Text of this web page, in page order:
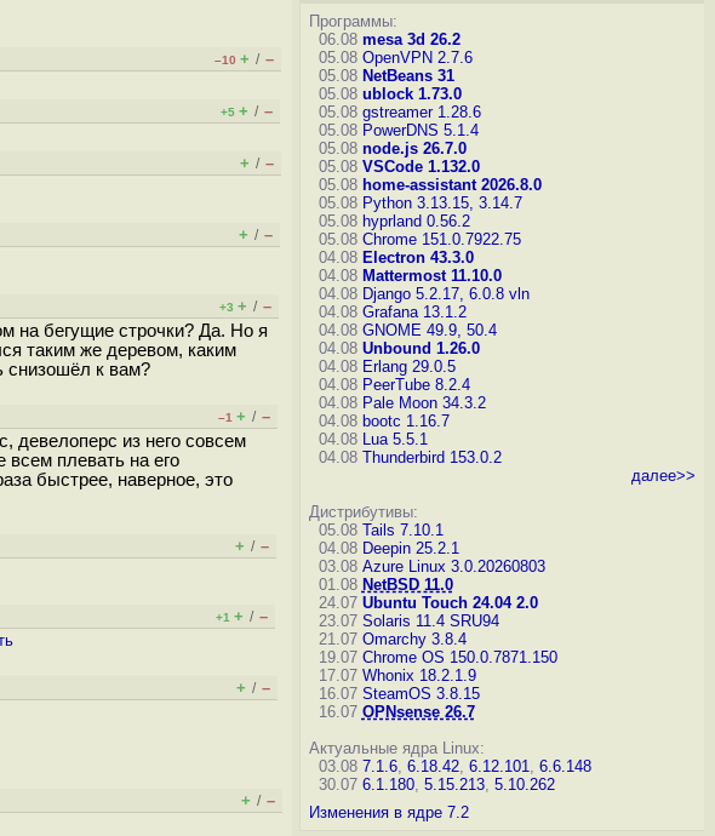
–10 + / –
+5 + / –
+ / –
+ / –
+3 + / –
на бегущие строчки? Да. Но я
таким же деревом, каким
снизошёл к вам?
–1 + / –
девелоперс из него совсем
плевать на его
быстрее, наверное, это
+ / –
+1 + / –
+ / –
+ / –
Программы:
06.08 mesa 3d 26.2
05.08 OpenVPN 2.7.6
05.08 NetBeans 31
05.08 ublock 1.73.0
05.08 gstreamer 1.28.6
05.08 PowerDNS 5.1.4
05.08 node.js 26.7.0
05.08 VSCode 1.132.0
05.08 home-assistant 2026.8.0
05.08 Python 3.13.15, 3.14.7
05.08 hyprland 0.56.2
05.08 Chrome 151.0.7922.75
04.08 Electron 43.3.0
04.08 Mattermost 11.10.0
04.08 Django 5.2.17, 6.0.8 vln
04.08 Grafana 13.1.2
04.08 GNOME 49.9, 50.4
04.08 Unbound 1.26.0
04.08 Erlang 29.0.5
04.08 PeerTube 8.2.4
04.08 Pale Moon 34.3.2
04.08 bootc 1.16.7
04.08 Lua 5.5.1
04.08 Thunderbird 153.0.2
далее>>
Дистрибутивы:
05.08 Tails 7.10.1
04.08 Deepin 25.2.1
03.08 Azure Linux 3.0.20260803
01.08 NetBSD 11.0
24.07 Ubuntu Touch 24.04 2.0
23.07 Solaris 11.4 SRU94
21.07 Omarchy 3.8.4
19.07 Chrome OS 150.0.7871.150
17.07 Whonix 18.2.1.9
16.07 SteamOS 3.8.15
16.07 OPNsense 26.7
Актуальные ядра Linux:
03.08 7.1.6, 6.18.42, 6.12.101, 6.6.148
30.07 6.1.180, 5.15.213, 5.10.262
Изменения в ядре 7.2